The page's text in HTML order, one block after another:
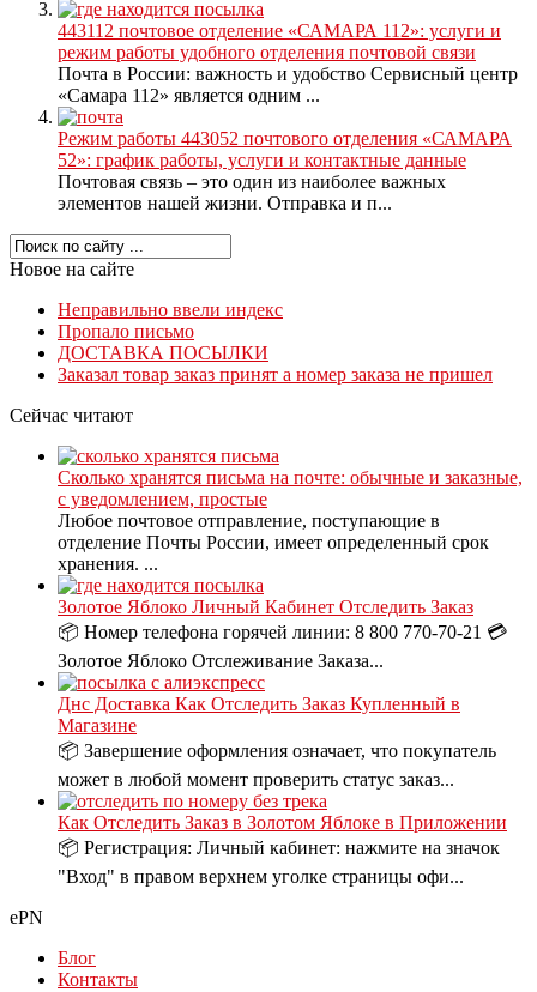
443112 почтовое отделение «САМАРА 112»: услуги и
режим работы удобного отделения почтовой связи
Почта в России: важность и удобство Сервисный центр
«Самара 112» является одним ...
Режим работы 443052 почтового отделения «САМАРА
52»: график работы, услуги и контактные данные
Почтовая связь – это один из наиболее важных
элементов нашей жизни. Отправка и п...
Новое на сайте
Неправильно ввели индекс
Пропало письмо
ДОСТАВКА ПОСЫЛКИ
Заказал товар заказ принят а номер заказа не пришел
Сейчас читают
Сколько хранятся письма на почте: обычные и заказные,
с уведомлением, простые
Любое почтовое отправление, поступающие в
отделение Почты России, имеет определенный срок
хранения. ...
Золотое Яблоко Личный Кабинет Отследить Заказ
📦 Номер телефона горячей линии: 8 800 770-70-21 💳
Золотое Яблоко Отслеживание Заказа...
Днс Доставка Как Отследить Заказ Купленный в
Магазине
📦 Завершение оформления означает, что покупатель
может в любой момент проверить статус заказ...
Как Отследить Заказ в Золотом Яблоке в Приложении
📦 Регистрация: Личный кабинет: нажмите на значок
"Вход" в правом верхнем уголке страницы офи...
ePN
Блог
Контакты